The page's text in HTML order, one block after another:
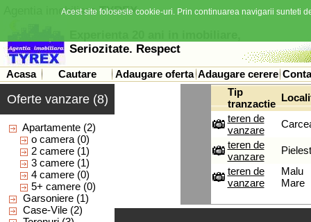
Agentia imobiliara TYREX
Seriozitate. Respect
Acasa Cautare Adaugare oferta Adaugare cerere
Oferte vanzare (8)
Apartamente (2)
o camera (0)
2 camere (1)
3 camere (1)
4 camere (0)
5+ camere (0)
Garsoniere (1)
Case-Vile (2)
Tip
tranzactie
teren de
vanzare
teren de
vanzare
teren de
vanzare
Malu
Mare
Acest site foloseste cookie-uri. Prin continuarea navigarii sunteti